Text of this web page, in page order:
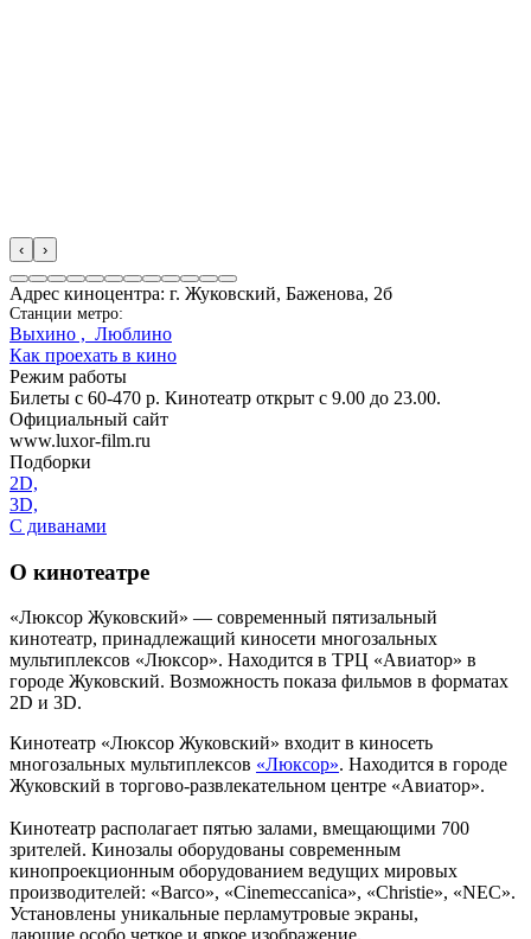
‹ ›
Адрес киноцентра: г. Жуковский, Баженова, 2б
Станции метро:
Выхино , Люблино
Как проехать в кино
Режим работы
Билеты с 60-470 р. Кинотеатр открыт с 9.00 до 23.00.
Официальный сайт
www.luxor-film.ru
Подборки
2D,
3D,
С диванами
О кинотеатре
«Люксор Жуковский» — современный пятизальный
кинотеатр, принадлежащий киносети многозальных
мультиплексов «Люксор». Находится в ТРЦ «Авиатор» в
городе Жуковский. Возможность показа фильмов в форматах
2D и 3D.
Кинотеатр «Люксор Жуковский» входит в киносеть
многозальных мультиплексов «Люксор». Находится в городе
Жуковский в торгово-развлекательном центре «Авиатор».
Кинотеатр располагает пятью залами, вмещающими 700
зрителей. Кинозалы оборудованы современным
кинопроекционным оборудованием ведущих мировых
производителей: «Barco», «Cinemeccanica», «Christie», «NEC».
Установлены уникальные перламутровые экраны,